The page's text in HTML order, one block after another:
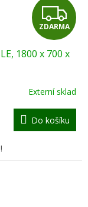
Z
D
A
R
M
A
ZDARMA
1800 x 700 x
Externí sklad
Do košíku